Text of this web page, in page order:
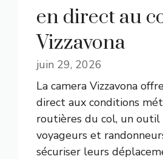
en direct au
Vizzavona
juin 29, 2026
La camera Vizzavona
direct aux conditions
routières du col, un
voyageurs et
sécuriser leurs